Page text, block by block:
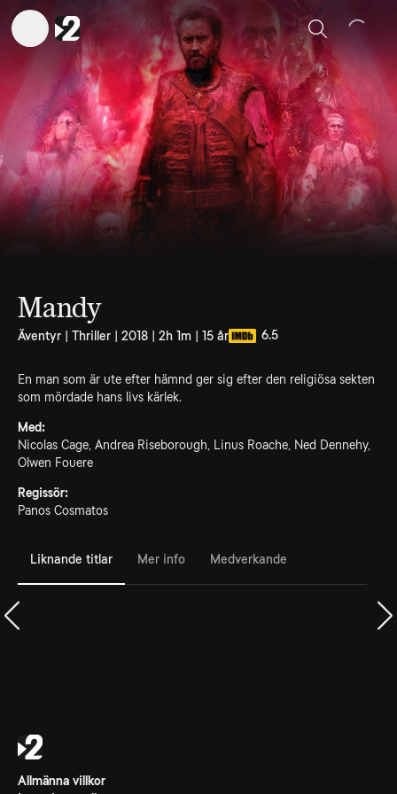
Sök
Mandy
Äventyr | Thriller | 2018 | 2h 1m | 15 år 6.5
En man som är ute efter hämnd ger sig efter den religiösa sekten
som mördade hans livs kärlek.
Med:
Nicolas Cage, Andrea Riseborough, Linus Roache, Ned Dennehy,
Olwen Fouere
Regissör:
Panos Cosmatos
Liknande titlar Mer info Medverkande
Allmänna villkor